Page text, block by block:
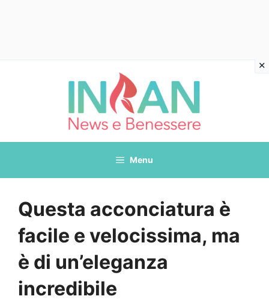
Menu
Questa acconciatura è
facile e velocissima, ma
è di un’eleganza
incredibile